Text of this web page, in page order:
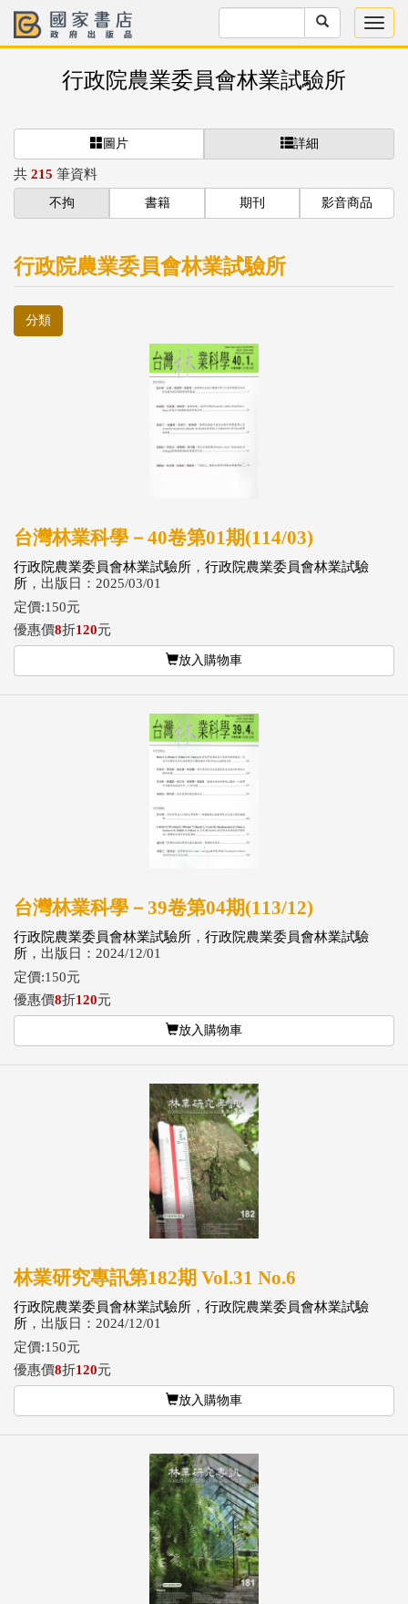
行政院農業委員會林業試驗所
圖片 詳細
共 215 筆資料
不拘 書籍 期刊 影音商品
行政院農業委員會林業試驗所
分類
台灣林業科學－40卷第01期(114/03)
行政院農業委員會林業試驗所 ， 行政院農業委員會林業試驗
所 ，出版日：2025/03/01
定價:150元
優惠價8折120元
放入購物車
台灣林業科學－39卷第04期(113/12)
行政院農業委員會林業試驗所 ， 行政院農業委員會林業試驗
所 ，出版日：2024/12/01
定價:150元
優惠價8折120元
放入購物車
林業研究專訊第182期 Vol.31 No.6
行政院農業委員會林業試驗所 ， 行政院農業委員會林業試驗
所 ，出版日：2024/12/01
定價:150元
優惠價8折120元
放入購物車